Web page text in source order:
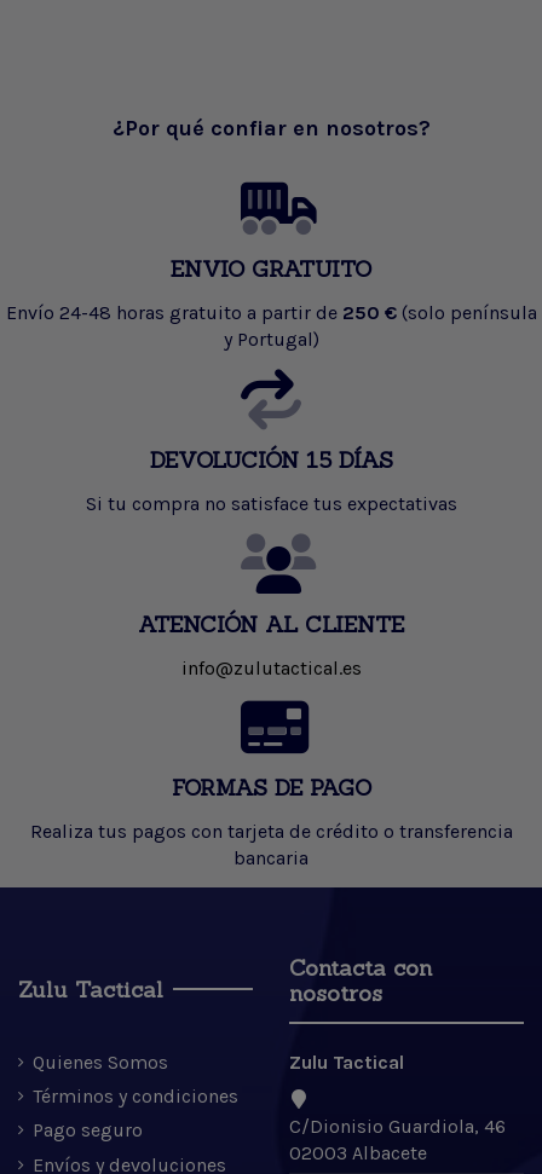
¿Por qué confiar en nosotros?
ENVIO GRATUITO
Envío 24-48 horas gratuito a partir de 250 € (solo península
y Portugal)
DEVOLUCIÓN 15 DÍAS
Si tu compra no satisface tus expectativas
ATENCIÓN AL CLIENTE
info@zulutactical.es
FORMAS DE PAGO
Realiza tus pagos con tarjeta de crédito o transferencia
bancaria
Zulu Tactical
Quienes Somos
Términos y condiciones
Pago seguro
Envíos y devoluciones
Contacta con
nosotros
Zulu Tactical
C/Dionisio Guardiola, 46
02003 Albacete